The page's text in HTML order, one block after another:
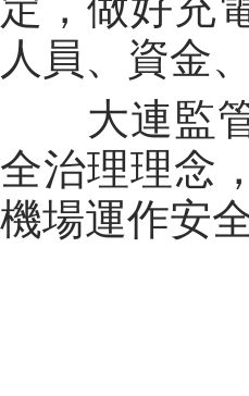
人員、資金
大連監管局
全治理理念
機場運作安全